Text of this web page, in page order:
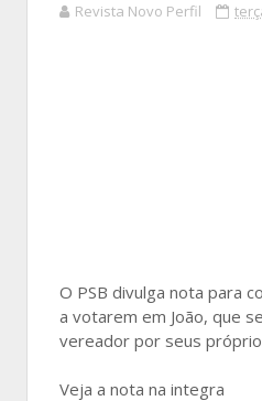
Revista Novo Perfil
O PSB divulga nota para
a votarem em João, que
vereador por seus
Veja a nota na integra